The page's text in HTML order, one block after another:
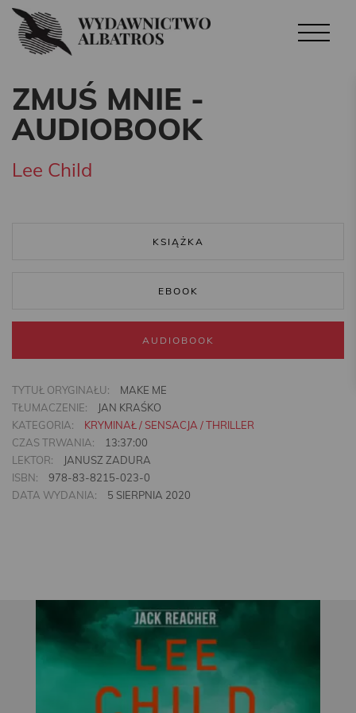
ZMUŚ MNIE -
AUDIOBOOK
Lee Child
KSIĄŻKA
EBOOK
AUDIOBOOK
TYTUŁ ORYGINAŁU:
MAKE ME
TŁUMACZENIE:
JAN KRAŚKO
KATEGORIA:
KRYMINAŁ / SENSACJA / THRILLER
CZAS TRWANIA:
13:37:00
LEKTOR:
JANUSZ ZADURA
ISBN:
978-83-8215-023-0
DATA WYDANIA:
5 SIERPNIA 2020